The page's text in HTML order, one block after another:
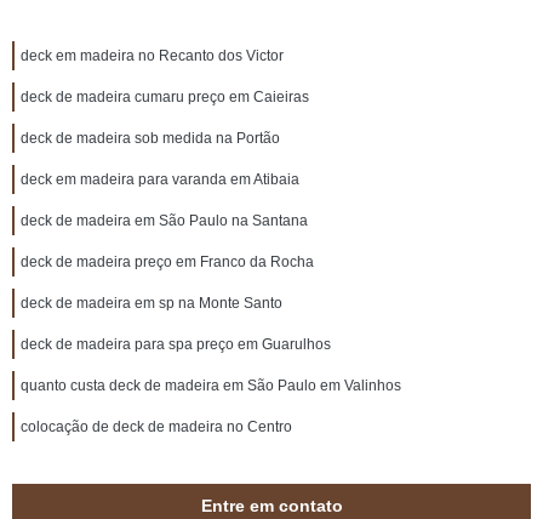
deck em madeira no Recanto dos Victor
deck de madeira cumaru preço em Caieiras
deck de madeira sob medida na Portão
deck em madeira para varanda em Atibaia
deck de madeira em São Paulo na Santana
deck de madeira preço em Franco da Rocha
deck de madeira em sp na Monte Santo
deck de madeira para spa preço em Guarulhos
quanto custa deck de madeira em São Paulo em Valinhos
colocação de deck de madeira no Centro
Entre em contato